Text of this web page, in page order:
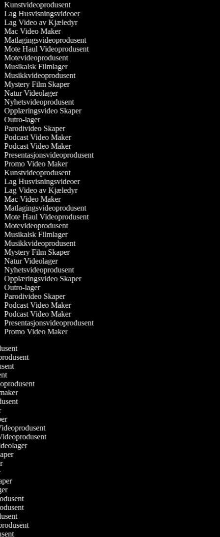
Kunstvideoprodusent
Lag Husvisningsvideoer
Lag Video av Kjæledyr
Mac Video Maker
Matlagingsvideoprodusent
Mote Haul Videoprodusent
Motevideoprodusent
Musikalsk Filmlager
Musikkvideoprodusent
Mystery Film Skaper
Natur Videolager
Nyhetsvideoprodusent
Opplæringsvideo Skaper
Outro-lager
Parodivideo Skaper
Podcast Video Maker
Podcast Video Maker
Presentasjonsvideoprodusent
Promo Video Maker
Kunstvideoprodusent
Lag Husvisningsvideoer
Lag Video av Kjæledyr
Mac Video Maker
Matlagingsvideoprodusent
Mote Haul Videoprodusent
Motevideoprodusent
Musikalsk Filmlager
Musikkvideoprodusent
Mystery Film Skaper
Natur Videolager
Nyhetsvideoprodusent
Opplæringsvideo Skaper
Outro-lager
Parodivideo Skaper
Podcast Video Maker
Podcast Video Maker
Presentasjonsvideoprodusent
Promo Video Maker